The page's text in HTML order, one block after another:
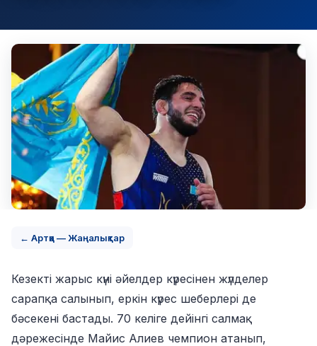
← Артқа — Жаңалықтар
Кезекті жарыс күні әйелдер күресінен жүлделер
сарапқа салынып, еркін күрес шеберлері де
бәсекені бастады. 70 келіге дейінгі салмақ
дәрежесінде Майис Алиев чемпион атанып,